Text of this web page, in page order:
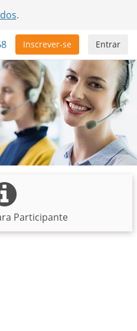
.
Entrar
Inscrever-se
Participante